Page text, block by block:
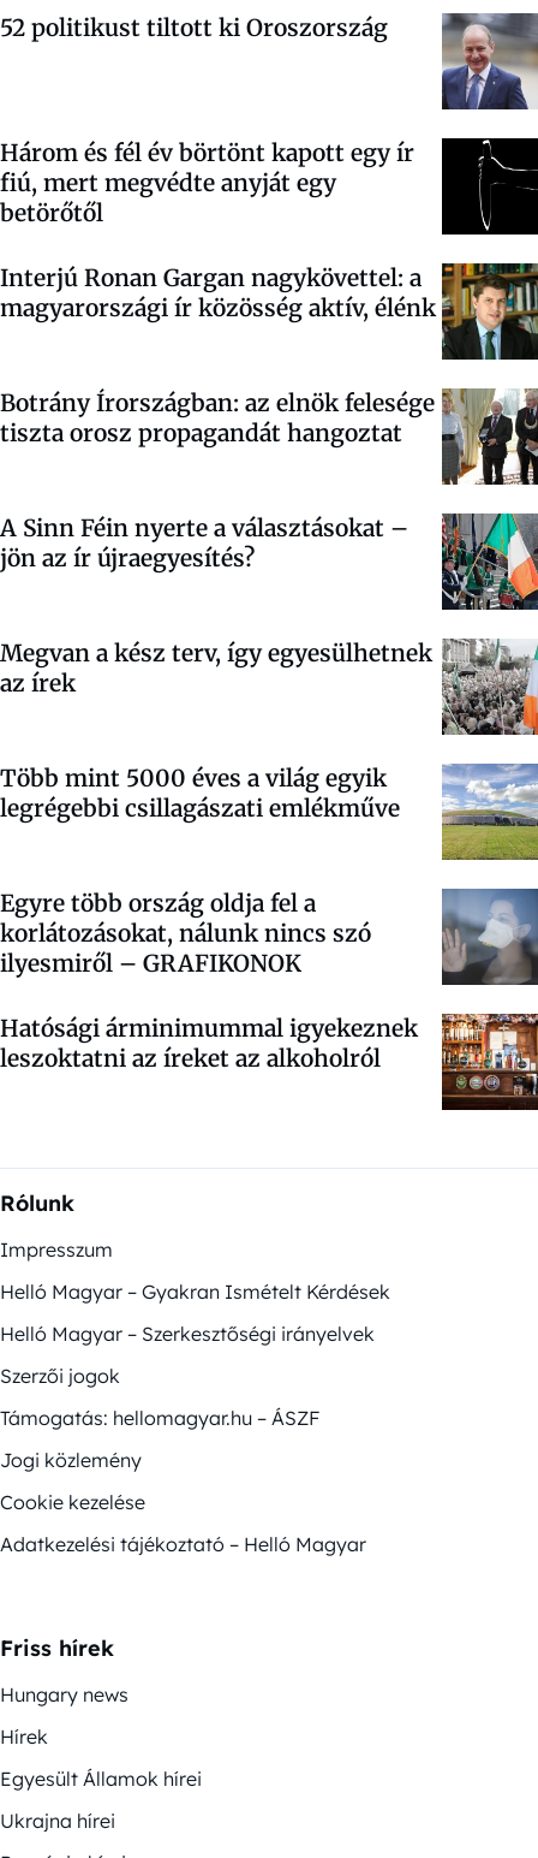
52 politikust tiltott ki Oroszország
Három és fél év börtönt kapott egy ír
fiú, mert megvédte anyját egy
betörőtől
Interjú Ronan Gargan nagykövettel: a
magyarországi ír közösség aktív, élénk
Botrány Írországban: az elnök felesége
tiszta orosz propagandát hangoztat
A Sinn Féin nyerte a választásokat –
jön az ír újraegyesítés?
Megvan a kész terv, így egyesülhetnek
az írek
Több mint 5000 éves a világ egyik
legrégebbi csillagászati emlékműve
Egyre több ország oldja fel a
korlátozásokat, nálunk nincs szó
ilyesmiről – GRAFIKONOK
Hatósági árminimummal igyekeznek
leszoktatni az íreket az alkoholról
Rólunk
Impresszum
Helló Magyar – Gyakran Ismételt Kérdések
Helló Magyar – Szerkesztőségi irányelvek
Szerzői jogok
Támogatás: hellomagyar.hu – ÁSZF
Jogi közlemény
Cookie kezelése
Adatkezelési tájékoztató – Helló Magyar
Friss hírek
Hungary news
Hírek
Egyesült Államok hírei
Ukrajna hírei